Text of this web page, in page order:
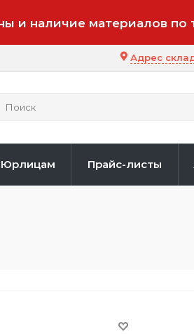
и наличие материалов
Адрес
Юрлицам Прайс-листы